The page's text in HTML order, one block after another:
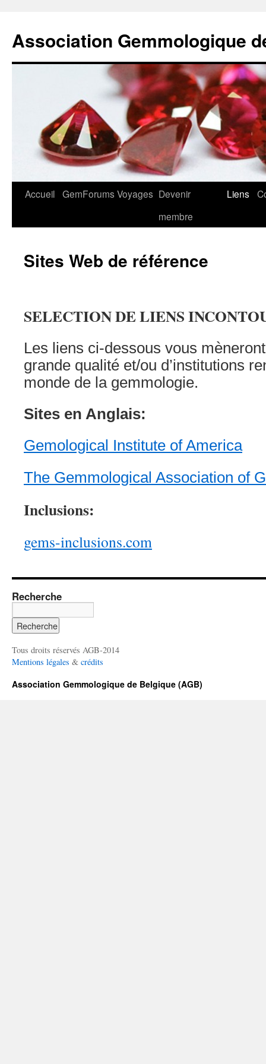
Association Gemmologique
Aller
Accueil GemForums Voyages Devenir
membre
Liens
Sites Web de référence
SELECTION DE LIENS
Les liens ci-dessous vous
grande qualité et/ou d’institutions
monde de la gemmologie.
Sites en Anglais:
Gemological Institute of America
The Gemmological Association of
Inclusions:
gems-inclusions.com
Recherche
Tous droits réservés AGB-2014
Mentions légales & crédits
Association Gemmologique de Belgique (AGB)